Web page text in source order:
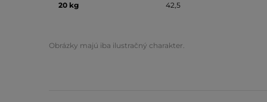
20 kg 42,5
Obrázky majú iba ilustračný charakter.